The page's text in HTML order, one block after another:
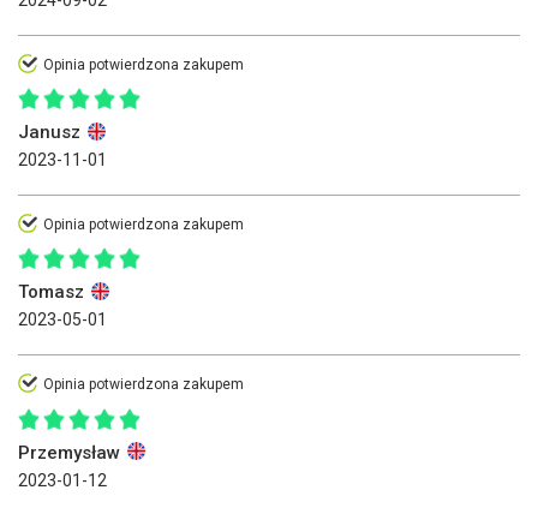
Opinia potwierdzona zakupem
Janusz
2023-11-01
Opinia potwierdzona zakupem
Tomasz
2023-05-01
Opinia potwierdzona zakupem
Przemysław
2023-01-12